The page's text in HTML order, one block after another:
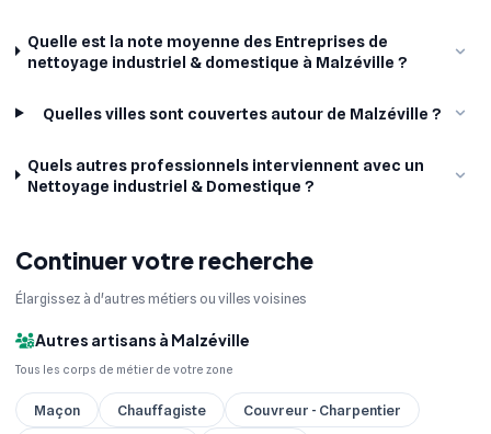
Quelle est la note moyenne des Entreprises de
nettoyage industriel & domestique à Malzéville ?
Quelles villes sont couvertes autour de Malzéville ?
Quels autres professionnels interviennent avec un
Nettoyage industriel & Domestique ?
Continuer votre recherche
Élargissez à d'autres métiers ou villes voisines
Autres artisans à Malzéville
Tous les corps de métier de votre zone
Maçon Chauffagiste
Couvreur - Charpentier